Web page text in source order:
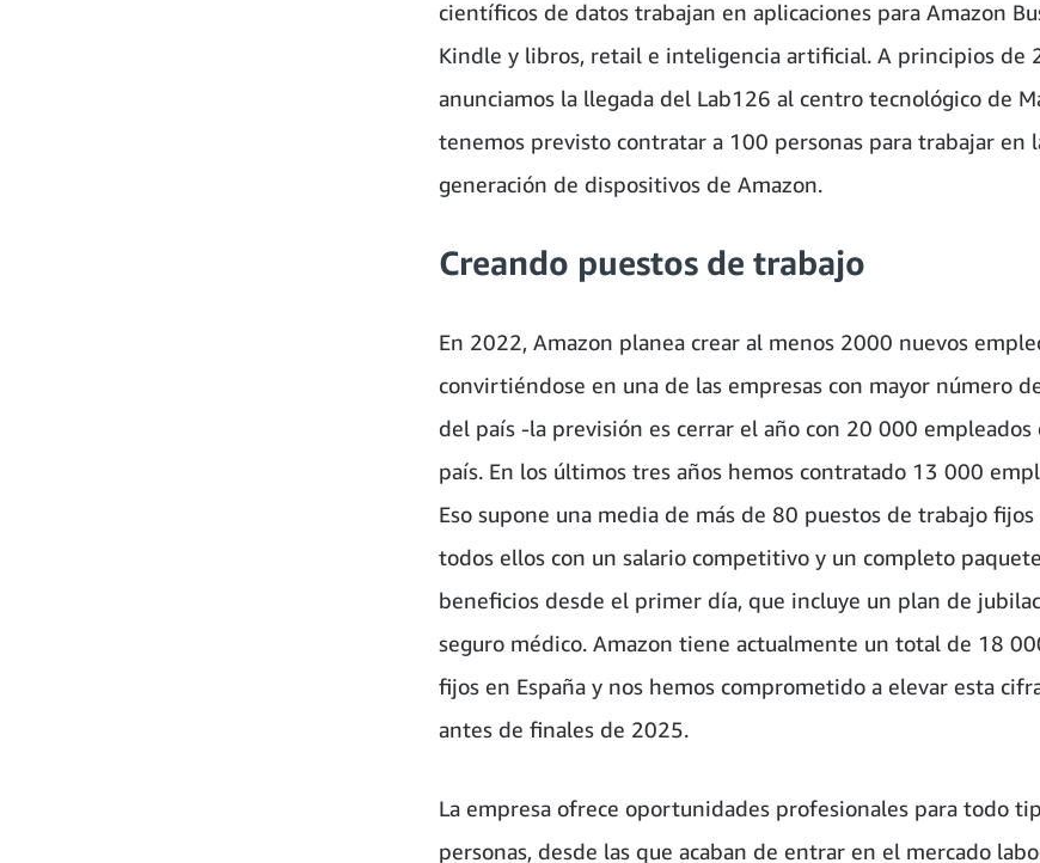
científicos de datos trabajan en aplicaciones para Amazon
Kindle y libros, retail e inteligencia artificial. A principios de
anunciamos la llegada del Lab126 al centro tecnológico de
tenemos previsto contratar a 100 personas para trabajar en
generación de dispositivos de Amazon.
Creando puestos de trabajo
En 2022, Amazon planea crear al menos 2000 nuevos
convirtiéndose en una de las empresas con mayor número
del país -la previsión es cerrar el año con 20 000
país. En los últimos tres años hemos contratado 13 000
Eso supone una media de más de 80 puestos de trabajo fijos
todos ellos con un salario competitivo y un completo
beneficios desde el primer día, que incluye un plan de
seguro médico. Amazon tiene actualmente un total de 18
fijos en España y nos hemos comprometido a elevar esta
antes de finales de 2025.
La empresa ofrece oportunidades profesionales para todo
personas, desde las que acaban de entrar en el mercado